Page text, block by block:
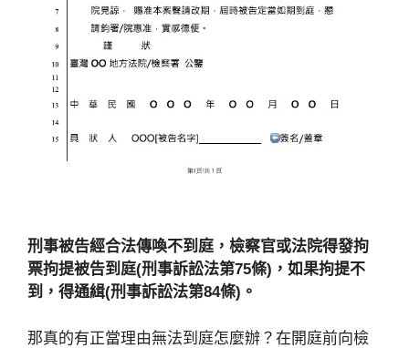
刑事被告經合法傳喚不到庭，檢察官或法院得發拘
票拘提被告到庭(刑事訴訟法第75條)，如果拘提不
到，得通緝(刑事訴訟法第84條)。
那真的有正當理由無法到庭怎麼辦？在開庭前向檢